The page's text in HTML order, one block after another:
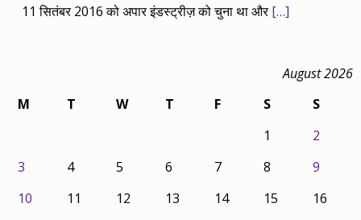
11 सितंबर 2016 को अपार इंडस्ट्रीज़ को चुना था और[…]
August 2026
M
T W T F S
S
1
2
3
4 5 6 7 8
9
10
11 12 13 14 15
16